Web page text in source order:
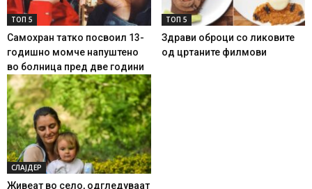
ТОП 5
Самохран татко посвоил 13-
годишно момче напуштено
во болница пред две години
ТОП 5
Здрави оброци со ликовите
од цртаните филмови
СЛАЈДЕР
Живеат во село, одгледуваат